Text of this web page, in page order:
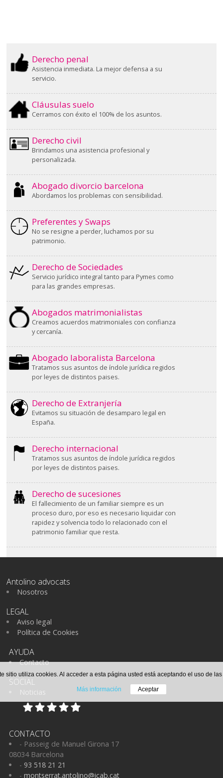
Derecho penal
Asistencia inmediata. La mejor defensa a su
servicio.
Cláusulas suelo
Cerramos con éxito el 100% de los asuntos.
Derecho civil
Brindamos una asistencia profesional y
personalizada.
Abogado divorcio barcelona
Abordamos los problemas con sensibilidad.
Preferentes y Swaps
No se resigne a perder, luchamos por su
patrimonio.
Derecho de Sociedades
Servicio jurídico integral tanto para Pymes como
para las grandes empresas.
Abogados matrimonialistas
Creamos acuerdos matrimoniales con confianza
y cercanía.
Abogado laboralista Barcelona
Tratamos sus asuntos de índole jurídica regidos
por leyes de distintos paises.
Derecho de Extranjería
Evitamos su situación de desamparo legal en
España.
Derecho internacional
Tratamos sus asuntos de índole jurídica regidos
por leyes de distintos paises.
Derecho de sucesiones
El fallecimiento de un familiar siempre es un
proceso duro, por eso es necesario liquidar con
rapidez y solvencia todo lo relacionado con el
patrimonio familiar que resta.
Antolino advocats
Nosotros
LEGAL
Aviso legal
Política de Cookies
AYUDA
Contacto
SOCIAL
Noticias
CONTACTO
- Passeig de Manuel Girona 17
08034 Barcelona
- 93 518 21 21
- montserrat.antolino@icab.cat
sitio utiliza cookies. Al acceder a esta página usted está aceptando el uso de las
Más información Aceptar